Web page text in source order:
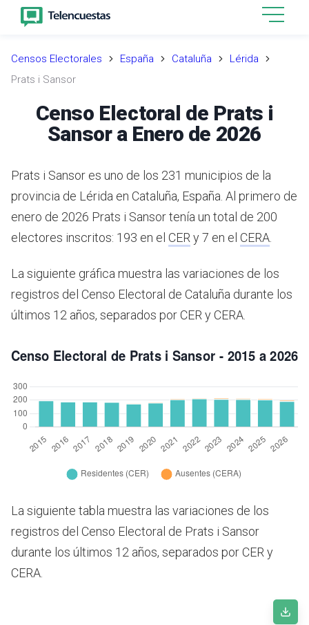
Censos Electorales España Cataluña
Lérida
Prats i Sansor
Censo Electoral de Prats i
Sansor a Enero de 2026
Prats i Sansor es uno de los 231 municipios de la
provincia de Lérida en Cataluña, España. Al primero de
enero de 2026 Prats i Sansor tenía un total de 200
electores inscritos: 193 en el CER y 7 en el CERA
La siguiente gráfica muestra las variaciones de los
registros del Censo Electoral de Cataluña durante los
últimos 12 años, separados por CER y CERA.
La siguiente tabla muestra las variaciones de los
registros del Censo Electoral de Prats i Sansor
durante los últimos 12 años, separados por CER y
CERA.